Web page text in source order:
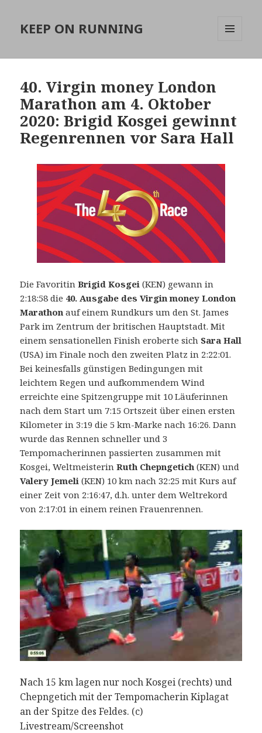
KEEP ON RUNNING
40. Virgin money London
Marathon am 4. Oktober
2020: Brigid Kosgei gewinnt
Regenrennen vor Sara Hall
Die FavoritinBrigid Kosgei (KEN) gewann in
2:18:58 die 40. Ausgabe des Virgin money London
Marathonauf einem Rundkurs um den St. James
Park im Zentrum der britischen Hauptstadt.Mit
einem sensationellen Finish eroberte sich Sara Hall
(USA) im Finale noch den zweiten Platz in 2:22:01.
Bei keinesfalls günstigen Bedingungen mit
leichtem Regen und aufkommendem Wind
erreichte eine Spitzengruppe mit 10 Läuferinnen
nach dem Start um 7:15 Ortszeit über einen ersten
Kilometer in 3:19 die 5 km-Marke nach 16:26. Dann
wurde das Rennen schneller und 3
Tempomacherinnen passierten zusammen mit
Kosgei, WeltmeisterinRuth Chepngetich (KEN) und
Valery Jemeli (KEN) 10 km nach 32:25 mit Kurs auf
einer Zeit von 2:16:47, d.h. unter dem Weltrekord
von 2:17:01 in einem reinen Frauenrennen.
Nach 15 km lagen nur noch Kosgei (rechts) und
Chepngetich mit der Tempomacherin Kiplagat
an der Spitze des Feldes. (c)
Livestream/Screenshot